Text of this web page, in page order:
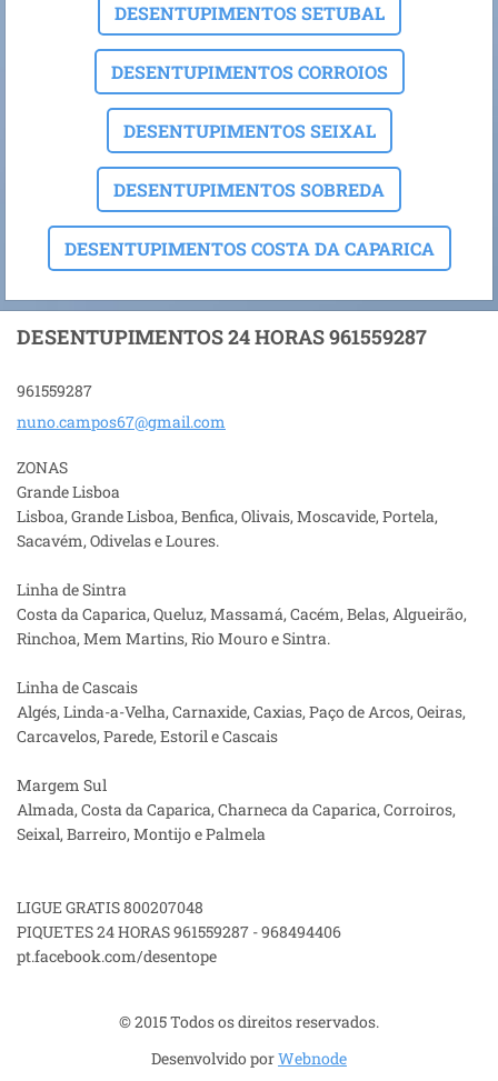
DESENTUPIMENTOS SETUBAL
DESENTUPIMENTOS CORROIOS
DESENTUPIMENTOS SEIXAL
DESENTUPIMENTOS SOBREDA
DESENTUPIMENTOS COSTA DA CAPARICA
DESENTUPIMENTOS 24 HORAS 961559287
961559287
nuno.campos67@gmail.com
ZONAS
Grande Lisboa
Lisboa, Grande Lisboa, Benfica, Olivais, Moscavide, Portela,
Sacavém, Odivelas e Loures.
Linha de Sintra
Costa da Caparica, Queluz, Massamá, Cacém, Belas, Algueirão,
Rinchoa, Mem Martins, Rio Mouro e Sintra.
Linha de Cascais
Algés, Linda-a-Velha, Carnaxide, Caxias, Paço de Arcos, Oeiras,
Carcavelos, Parede, Estoril e Cascais
Margem Sul
Almada, Costa da Caparica, Charneca da Caparica, Corroiros,
Seixal, Barreiro, Montijo e Palmela
LIGUE GRATIS 800207048
PIQUETES 24 HORAS 961559287 - 968494406
pt.facebook.com/desentope
© 2015 Todos os direitos reservados.
Desenvolvido porWebnode